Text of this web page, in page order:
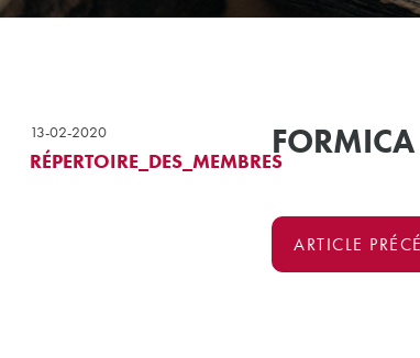
13-02-2020
RÉPERTOIRE_DES_MEMBRES
ARTICLE